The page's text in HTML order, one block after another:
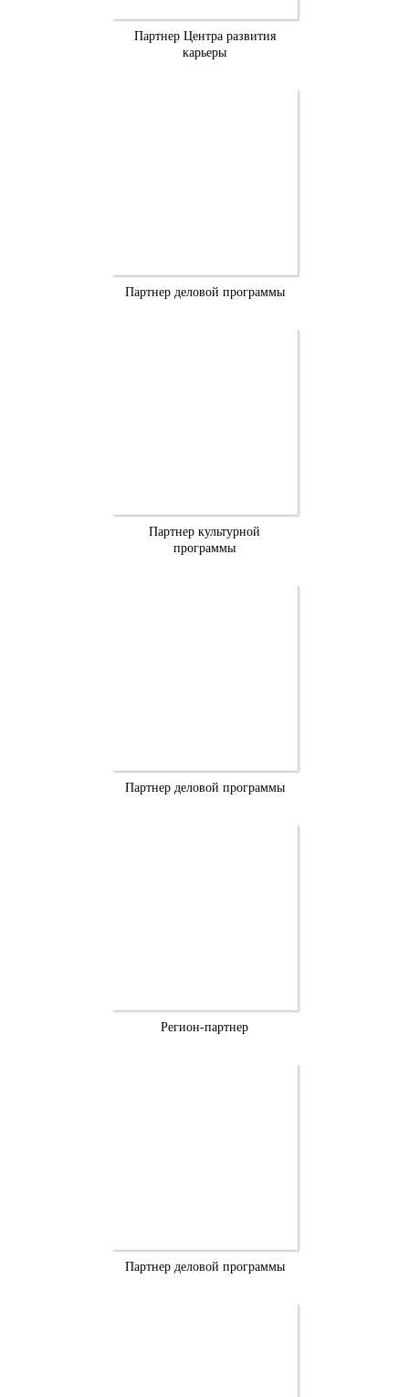
Партнер Центра развития
карьеры
Партнер деловой программы
Партнер культурной
программы
Партнер деловой программы
Регион-партнер
Партнер деловой программы